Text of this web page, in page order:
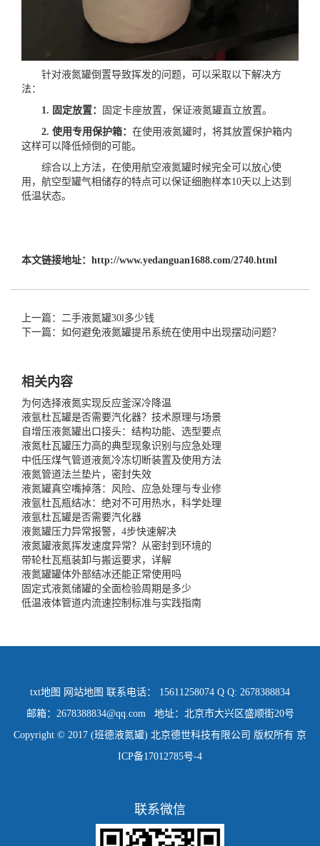
针对液氮罐倒置导致挥发的问题，可以采取以下解决方
法：
1. 固定放置：
固定卡座放置，保证液氮罐直立放置。
2. 使用专用保护箱： 在使用液氮罐时，将其放置保护箱内
这样可以降低倾倒的可能。
综合以上方法，在使用航空液氮罐时候完全可以放心使
用，航空型罐气相储存的特点可以保证细胞样本10天以上达到
低温状态。
本文链接地址： http://www.yedanguan1688.com/2740.html
上一篇：二手液氮罐30l多少钱
下一篇：如何避免液氮罐提吊系统在使用中出现摆动问题？
相关内容
为何选择液氮实现反应釜深冷降温
液氩杜瓦罐是否需要汽化器？技术原理与场景
自增压液氮罐出口接头：结构功能、选型要点
液氮杜瓦罐压力高的典型现象识别与应急处理
中低压煤气管道液氮冷冻切断装置及使用方法
液氮管道法兰垫片，密封失效
液氮罐真空嘴掉落：风险、应急处理与专业修
液氩杜瓦瓶结冰：绝对不可用热水，科学处理
液氩杜瓦罐是否需要汽化器
液氮罐压力异常报警，4步快速解决
液氮罐液氮挥发速度异常？从密封到环境的
带轮杜瓦瓶装卸与搬运要求，详解
液氮罐罐体外部结冰还能正常使用吗
固定式液氮储罐的全面检验周期是多少
低温液体管道内流速控制标准与实践指南
txt地图 网站地图 联系电话： 15611258074 Q Q: 2678388834
邮箱：2678388834@qq.com 地址：北京市大兴区盛顺街20号
Copyright © 2017 (班德液氮罐) 北京德世科技有限公司 版权所有 京
ICP备17012785号-4
联系微信